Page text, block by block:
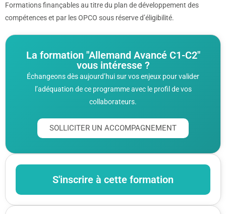
Formations finançables au titre du plan de développement des
compétences et par les OPCO sous réserve d’éligibilité.
La formation "Allemand Avancé C1-C2"
vous intéresse ?
Échangeons dès aujourd’hui sur vos enjeux pour valider
l’adéquation de ce programme avec le profil de vos
collaborateurs.
SOLLICITER UN ACCOMPAGNEMENT
S'inscrire à cette formation